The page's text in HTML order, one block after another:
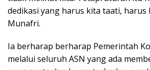
dedikasi yang harus kita taati,
Munafri.
Ia berharap berharap Pemerintah
melalui seluruh ASN yang ada